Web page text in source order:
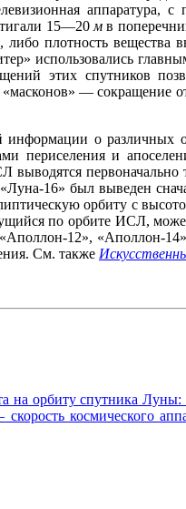
15—20 м в
либо плотность
использовались
этих спутников
— сокращение
о различных
периселения и
первоначально
16» был выведен
орбиту с
по орбите ИСЛ,
12», «Аполлон-
См. также
на орбиту спутника
космического